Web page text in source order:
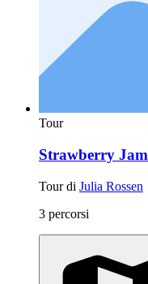
Tour
Strawberry Jam
Tour di Julia Rossen
3 percorsi